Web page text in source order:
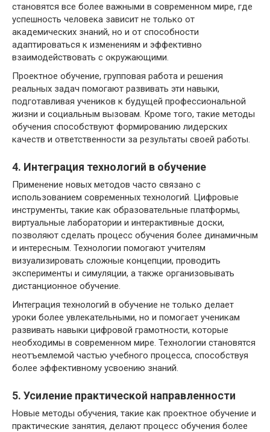
становятся все более важными в современном мире, где
успешность человека зависит не только от
академических знаний, но и от способности
адаптироваться к изменениям и эффективно
взаимодействовать с окружающими.
Проектное обучение, групповая работа и решения
реальных задач помогают развивать эти навыки,
подготавливая учеников к будущей профессиональной
жизни и социальным вызовам. Кроме того, такие методы
обучения способствуют формированию лидерских
качеств и ответственности за результаты своей работы.
4. Интеграция технологий в обучение
Применение новых методов часто связано с
использованием современных технологий. Цифровые
инструменты, такие как образовательные платформы,
виртуальные лаборатории и интерактивные доски,
позволяют сделать процесс обучения более динамичным
и интересным. Технологии помогают учителям
визуализировать сложные концепции, проводить
эксперименты и симуляции, а также организовывать
дистанционное обучение.
Интеграция технологий в обучение не только делает
уроки более увлекательными, но и помогает ученикам
развивать навыки цифровой грамотности, которые
необходимы в современном мире. Технологии становятся
неотъемлемой частью учебного процесса, способствуя
более эффективному усвоению знаний.
5. Усиление практической направленности
Новые методы обучения, такие как проектное обучение и
практические занятия, делают процесс обучения более